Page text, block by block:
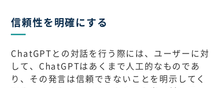
信頼性を明確にする
ChatGPTとの対話を行う際には、ユーザーに対
して、ChatGPTはあくまで人工的なものであ
り、その発言は信頼できないことを明示してく